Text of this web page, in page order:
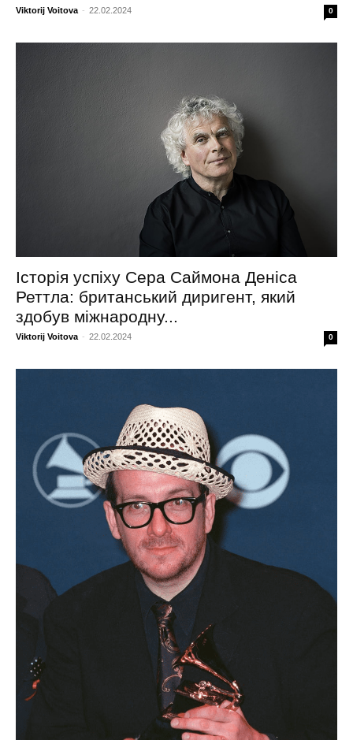
Viktorij Voitova - 22.02.2024 0
Історія успіху Сера Саймона Деніса
Реттла: британський диригент, який
здобув міжнародну...
Viktorij Voitova - 22.02.2024 0